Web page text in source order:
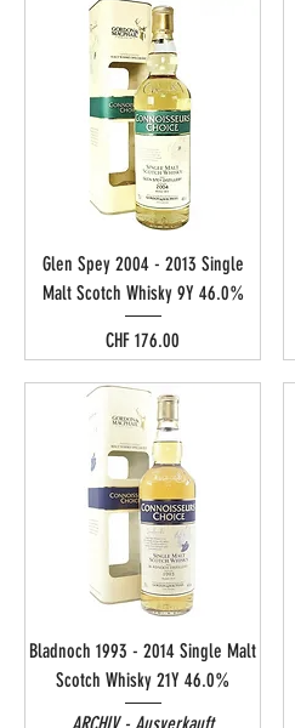
Glen Spey 2004 - 2013 Single
Malt Scotch Whisky 9Y 46.0%
Preis
CHF 176.00
Bladnoch 1993 - 2014 Single Malt
Scotch Whisky 21Y 46.0%